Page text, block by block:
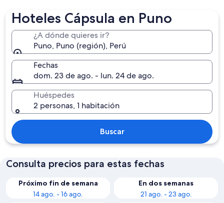
Hoteles Cápsula en Puno
¿A dónde quieres ir?
Puno, Puno (región), Perú
Fechas
dom. 23 de ago. - lun. 24 de ago.
Huéspedes
2 personas, 1 habitación
Buscar
Consulta precios para estas fechas
Próximo fin de semana
14 ago. - 16 ago.
En dos semanas
21 ago. - 23 ago.